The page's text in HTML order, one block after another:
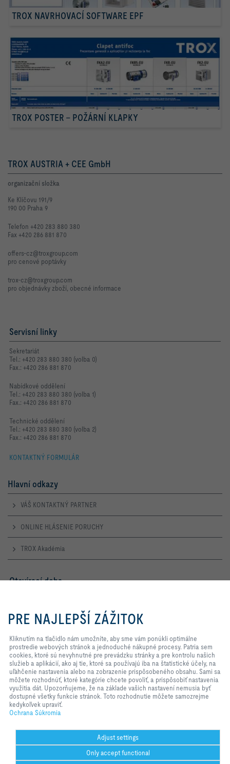
TROX NAVRHOVACÍ SOFTWARE EPF
TROX POSTER – POŽÁRNÍ KLAPKY
TROX AUSTRIA + CEE GmbH
organizační složka
Ke Klíčovu 191/9
190 00 Praha 9
Telefon +420 283 880 380
Fax +420 286 881 870
offers-cz@troxgroup.com
pro cenové poptávky
trox-cz@troxgroup.com
pro objednávky zboží, obecné informace
Servisní linky
Sekretariát
Tel.: +420 283 880 380 (volba 0)
Fax.: +420 286 881 870
Nabídkové oddělení
Tel.: +420 283 880 380 (volba 1)
Fax.: +420 286 881 870
Technické oddělení
Tel.: +420 283 880 380 (volba 2)
Fax.: +420 286 881 870
KONTAKTNÝ FORMULÁR
Hlavní odkazy
VÁŠ KONTAKTNÝ PARTNER
ONLINE HLÁSENIE PORUCHY
TROX Akadémia
Otevírací doba
Pátek
7:30 – 14:00
TROX NA SOCIÁLNYCH SIEŤACH
HOME Kontakty Impresum
Dodacie a Platobné Podmienky
Ochrana Súkromia
umožníte, aby sme vám ponúkli
optimálne prostredie webových
procesy. Patria sem cookies, ktoré
sú nevyhnutné pre prevádzku
stránky a pre kontrolu našich
služieb a aplikácií, ako aj tie, ktoré
sa používajú iba na štatistické
účely, na uľahčenie nastavenia
alebo na zobrazenie
prispôsobeného obsahu. Sami sa
Upozorňujeme, že na základe
vašich nastavení nemusia byť
dostupné všetky funkcie stránok.
Toto rozhodnutie môžete
samozrejme kedykoľvek upraviť.
PRE NAJLEPŠÍ ZÁŽITOK
Kliknutím na tlačidlo nám umožníte, aby sme vám ponúkli optimálne
prostredie webových stránok a jednoduché nákupné procesy. Patria sem
cookies, ktoré sú nevyhnutné pre prevádzku stránky a pre kontrolu našich
služieb a aplikácií, ako aj tie, ktoré sa používajú iba na štatistické účely, na
uľahčenie nastavenia alebo na zobrazenie prispôsobeného obsahu. Sami sa
môžete rozhodnúť, ktoré kategórie chcete povoliť, a prispôsobiť nastavenia
využitia dát. Upozorňujeme, že na základe vašich nastavení nemusia byť
dostupné všetky funkcie stránok. Toto rozhodnutie môžete samozrejme
kedykoľvek upraviť.
Ochrana Súkromia
Adjust settings
Only accept functional